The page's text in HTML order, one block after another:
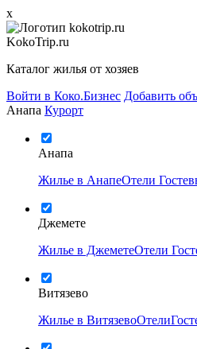
x
KokoTrip.ru
Каталог жилья от хозяев
Войти в Коко.Бизнес Добавить
Анапа Курорт
Анапа
Жилье в АнапеОтели
Джемете
Жилье в ДжеметеОтели
Витязево
Жилье в ВитязевоОтели